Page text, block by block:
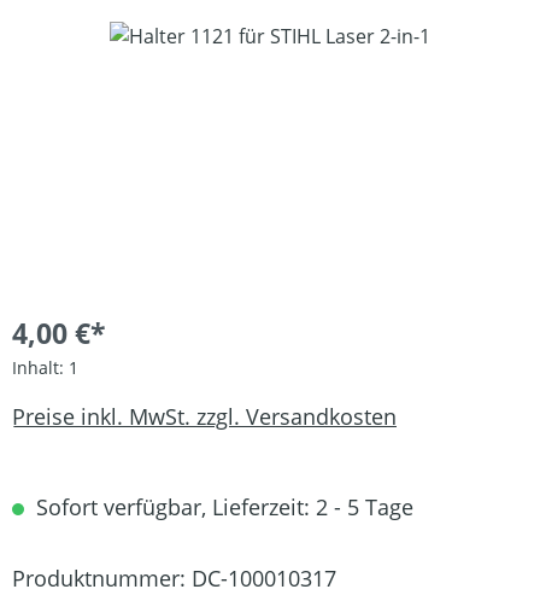
Bildergalerie überspringen
4,00 €*
Inhalt: 1
Preise inkl. MwSt. zzgl. Versandkosten
Sofort verfügbar, Lieferzeit: 2 - 5 Tage
Produktnummer: DC-100010317